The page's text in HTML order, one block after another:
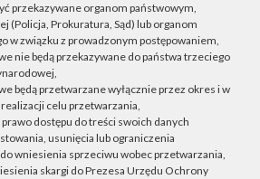
przekazywane organom państwowym,
(Policja, Prokuratura, Sąd) lub organom
w związku z prowadzonym postępowaniem,
nie będą przekazywane do państwa trzeciego
będą przetwarzane wyłącznie przez okres i w
celu przetwarzania,
dostępu do treści swoich danych
usunięcia lub ograniczenia
wniesienia sprzeciwu wobec przetwarzania,
skargi do Prezesa Urzędu Ochrony